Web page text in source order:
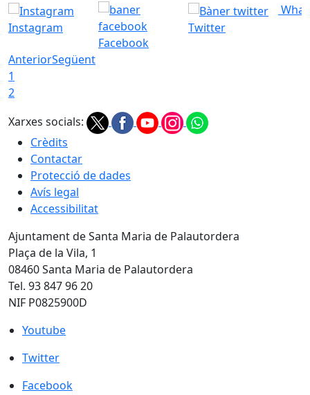
Instagram
Facebook
Twitter
AnteriorSegüent
1
2
Xarxes socials:
Crèdits
Contactar
Protecció de dades
Avís legal
Accessibilitat
Ajuntament de Santa Maria de Palautordera
Plaça de la Vila, 1
08460 Santa Maria de Palautordera
Tel. 93 847 96 20
NIF P0825900D
Youtube
Youtube
Twitter
Twitter
Facebook
Facebook